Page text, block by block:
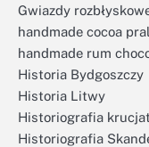
Gwiazdy
handmade cocoa
handmade rum
Historia Bydgoszczy
Historia Litwy
Historiografia krucjat
Historiografia